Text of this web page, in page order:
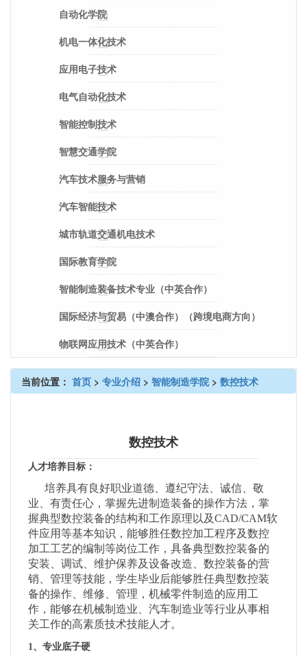
自动化学院
机电一体化技术
应用电子技术
电气自动化技术
智能控制技术
智慧交通学院
汽车技术服务与营销
汽车智能技术
城市轨道交通机电技术
国际教育学院
智能制造装备技术专业（中英合作）
国际经济与贸易（中澳合作）（跨境电商方向）
物联网应用技术（中英合作）
当前位置： 首页 > 专业介绍 > 智能制造学院 > 数控技术
数控技术
人才培养目标：
培养具有良好职业道德、遵纪守法、诚信、敬
业、有责任心，掌握先进制造装备的操作方法，掌
握典型数控装备的结构和工作原理以及CAD/CAM软
件应用等基本知识，能够胜任数控加工程序及数控
加工工艺的编制等岗位工作，具备典型数控装备的
安装、调试、维护保养及设备改造、数控装备的营
销、管理等技能，学生毕业后能够胜任典型数控装
备的操作、维修、管理，机械零件制造的应用工
作，能够在机械制造业、汽车制造业等行业从事相
关工作的高素质技术技能人才。
1、专业底子硬